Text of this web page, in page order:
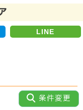
LINE